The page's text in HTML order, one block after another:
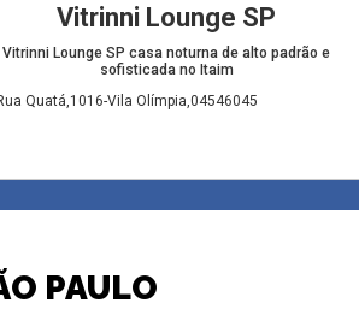
Vitrinni Lounge SP
Vitrinni Lounge SP casa noturna de alto padrão e
sofisticada no Itaim
Quatá,1016-Vila Olímpia,04546045
PAULO